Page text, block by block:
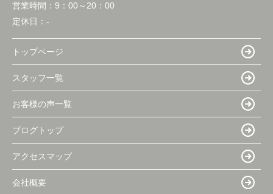
営業時間： 9：00～20：00
定休日： -
トップページ
スタッフ一覧
お客様の声一覧
ブログトップ
アクセスマップ
会社概要